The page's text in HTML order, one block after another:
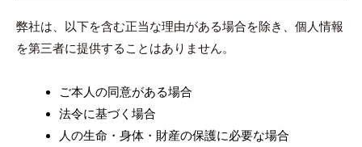
弊社は、以下を含む正当な理由がある場合を除き、個人情報
を第三者に提供することはありません。
ご本人の同意がある場合
法令に基づく場合
人の生命・身体・財産の保護に必要な場合